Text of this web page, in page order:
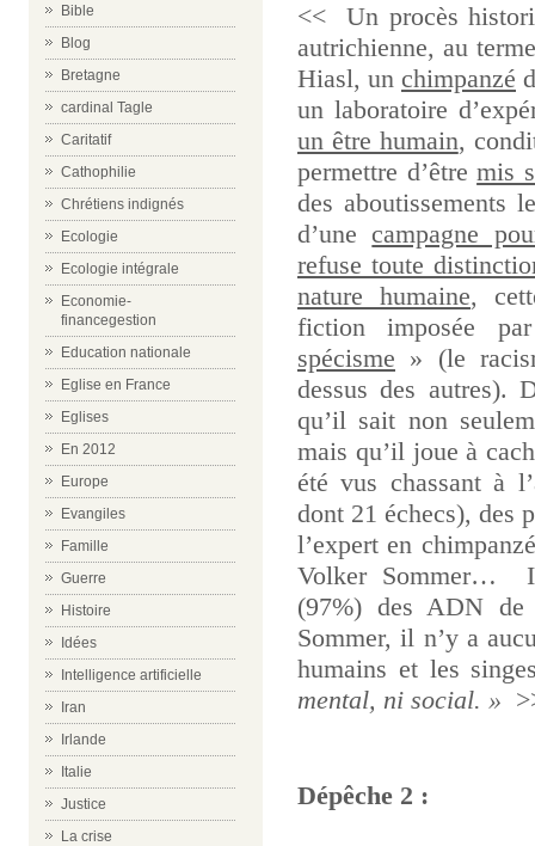
Bible
Blog
Bretagne
cardinal Tagle
Caritatif
Cathophilie
Chrétiens indignés
Ecologie
Ecologie intégrale
Economie-
financegestion
Education nationale
Eglise en France
Eglises
En 2012
Europe
Evangiles
Famille
Guerre
Histoire
Idées
Intelligence artificielle
Iran
Irlande
Italie
Justice
La crise
<< Un procès
autrichienne, au
Hiasl, un chimpanzé
un laboratoire
un être humain,
permettre d’êtremis
des aboutissements
d’une campagne
refuse toute
nature humaine,
fiction imposée
spécisme » (le
dessus des autres).
qu’il sait non
mais qu’il joue à
été vus chassant à
dont 21 échecs), des
l’expert en
Volker Sommer…
(97%) des ADN de
Sommer, il n’y a
humains et les
mental, ni social. »
Dépêche 2 :